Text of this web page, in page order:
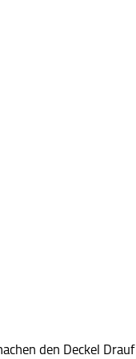
den Deckel Drauf